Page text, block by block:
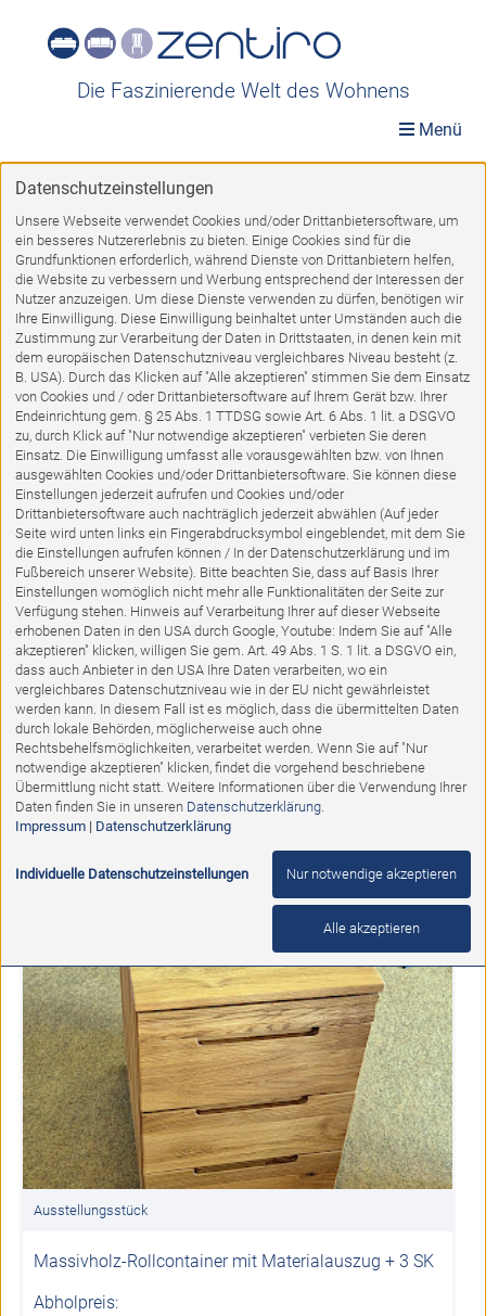
Die Faszinierende Welt des Wohnens
Menü
Ordnen-und-Organisieren
%
Ausstellungsstück
Appartementmöbel Achat RAUMTEILER
Abholpreis:
1.324,00 €
690,00 €
Ausstellungsstück
Massivholz-Rollcontainer mit Materialauszug + 3 SK
Abholpreis:
Datenschutzeinstellungen
Unsere Webseite verwendet Cookies und/oder Drittanbietersoftware, um
ein besseres Nutzererlebnis zu bieten. Einige Cookies sind für die
Grundfunktionen erforderlich, während Dienste von Drittanbietern helfen,
die Website zu verbessern und Werbung entsprechend der Interessen der
Nutzer anzuzeigen. Um diese Dienste verwenden zu dürfen, benötigen wir
Ihre Einwilligung. Diese Einwilligung beinhaltet unter Umständen auch die
Zustimmung zur Verarbeitung der Daten in Drittstaaten, in denen kein mit
dem europäischen Datenschutzniveau vergleichbares Niveau besteht (z.
B. USA). Durch das Klicken auf "Alle akzeptieren" stimmen Sie dem Einsatz
von Cookies und / oder Drittanbietersoftware auf Ihrem Gerät bzw. Ihrer
Endeinrichtung gem. § 25 Abs. 1 TTDSG sowie Art. 6 Abs. 1 lit. a DSGVO
zu, durch Klick auf "Nur notwendige akzeptieren" verbieten Sie deren
Einsatz. Die Einwilligung umfasst alle vorausgewählten bzw. von Ihnen
ausgewählten Cookies und/oder Drittanbietersoftware. Sie können diese
Einstellungen jederzeit aufrufen und Cookies und/oder
Drittanbietersoftware auch nachträglich jederzeit abwählen (Auf jeder
Seite wird unten links ein Fingerabdrucksymbol eingeblendet, mit dem Sie
die Einstellungen aufrufen können / In der Datenschutzerklärung und im
Fußbereich unserer Website). Bitte beachten Sie, dass auf Basis Ihrer
Einstellungen womöglich nicht mehr alle Funktionalitäten der Seite zur
Verfügung stehen. Hinweis auf Verarbeitung Ihrer auf dieser Webseite
erhobenen Daten in den USA durch Google, Youtube: Indem Sie auf "Alle
akzeptieren" klicken, willigen Sie gem. Art. 49 Abs. 1 S. 1 lit. a DSGVO ein,
dass auch Anbieter in den USA Ihre Daten verarbeiten, wo ein
vergleichbares Datenschutzniveau wie in der EU nicht gewährleistet
werden kann. In diesem Fall ist es möglich, dass die übermittelten Daten
durch lokale Behörden, möglicherweise auch ohne
Rechtsbehelfsmöglichkeiten, verarbeitet werden. Wenn Sie auf "Nur
notwendige akzeptieren" klicken, findet die vorgehend beschriebene
Übermittlung nicht statt. Weitere Informationen über die Verwendung Ihrer
Daten finden Sie in unseren Datenschutzerklärung.
Impressum| Datenschutzerklärung
Individuelle Datenschutzeinstellungen Nur notwendige akzeptieren
Alle akzeptieren